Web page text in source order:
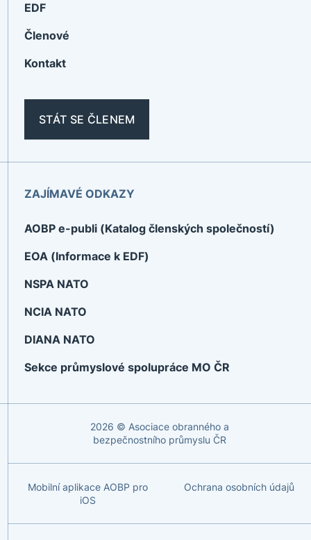
EDF
Členové
Kontakt
STÁT SE ČLENEM
ZAJÍMAVÉ ODKAZY
AOBP e-publi (Katalog členských společností)
EOA (Informace k EDF)
NSPA NATO
NCIA NATO
DIANA NATO
Sekce průmyslové spolupráce MO ČR
2026 © Asociace obranného a
bezpečnostního průmyslu ČR
Mobilní aplikace AOBP pro
iOS
Ochrana osobních údajů